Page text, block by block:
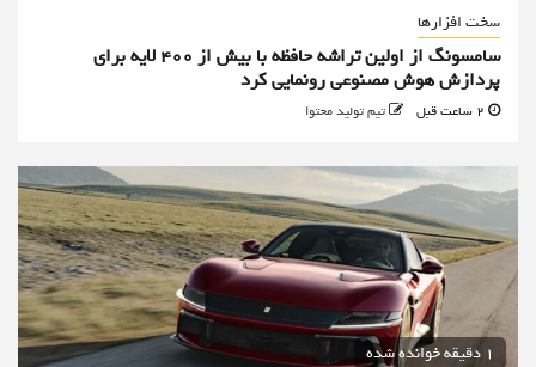
سخت افزارها
سامسونگ از اولین تراشه حافظه با بیش از ۴۰۰ لایه برای
پردازش هوش مصنوعی رونمایی کرد
تیم تولید محتوا
1 دقیقه خوانده شده